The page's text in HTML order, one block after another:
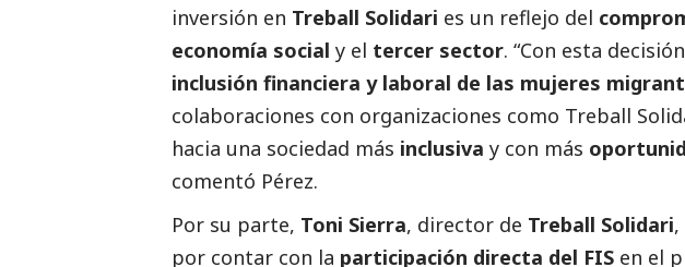
inversión en Treball Solidari es un reflejo del
economía social y el tercer sector. “Con esta
inclusión financiera y laboral de las mujeres
colaboraciones con organizaciones como Treball
hacia una sociedad más inclusiva y con más
comentó Pérez.
Por su parte, Toni Sierra, director de Treball Solidari
por contar con la participación directa del FIS en el